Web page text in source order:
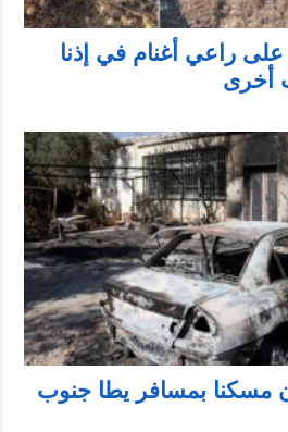
على راعي أغنام في إذنا
أخرى
مسكنا بمسافر يطا جنوب